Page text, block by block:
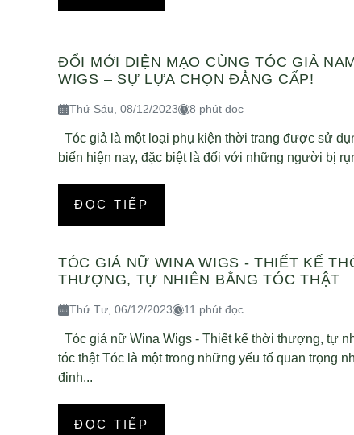
ĐỔI MỚI DIỆN MẠO CÙNG TÓC GIẢ
WIGS – SỰ LỰA CHỌN ĐẲNG CẤP!
Thứ Sáu, 08/12/2023 8 phút đọc
Tóc giả là một loại phụ kiện thời trang được sử
biến hiện nay, đặc biệt là đối với những người bị
ĐỌC TIẾP
TÓC GIẢ NỮ WINA WIGS - THIẾT KẾ
THƯỢNG, TỰ NHIÊN BẰNG TÓC THẬT
Thứ Tư, 06/12/2023 11 phút đọc
Tóc giả nữ Wina Wigs - Thiết kế thời thượng, tự
tóc thật Tóc là một trong những yếu tố quan trọng
định...
ĐỌC TIẾP